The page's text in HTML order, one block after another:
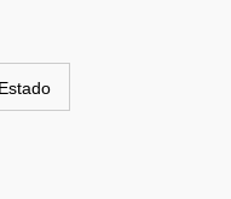
Estado